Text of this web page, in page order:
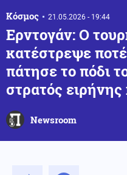
Κόσμος 21.05.2026 - 19:44
Ερντογάν: Ο
κατέστρεψε
πάτησε το πόδι
στρατός ειρήνης
Newsroom